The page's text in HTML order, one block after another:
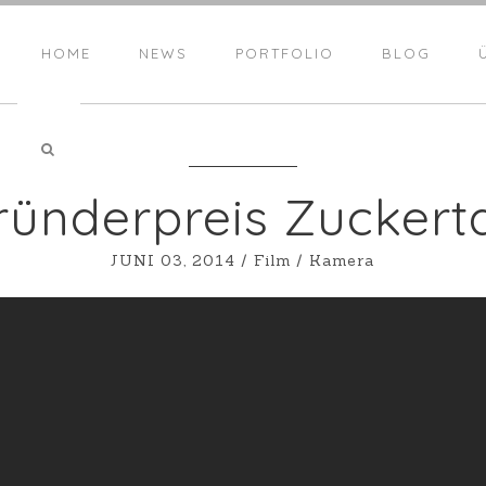
HOME NEWS PORTFOLIO BLOG
JUNI 03, 2014 /Film / Kamera